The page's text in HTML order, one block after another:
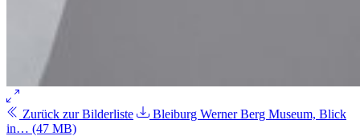
Zurück zur Bilderliste
Bleiburg Werner Berg Museum, Blick
in… (47 MB)